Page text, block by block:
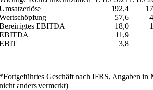
Umsatzerlöse
192,4
Wertschöpfung
57,6
Bereinigtes EBITDA
18,0
EBITDA
11,9
EBIT
3,8
*Fortgeführtes Geschäft nach IFRS, Angaben in
nicht anders vermerkt)